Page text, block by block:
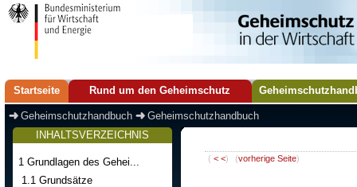
Startseite Rund um den Geheimschutz
Geheimschutzhandbuch Geheimschutzhandbuch
INHALTSVERZEICHNIS
1 Grundlagen des Gehei...
1.1 Grundsätze
( < <) (vorherige Seite)